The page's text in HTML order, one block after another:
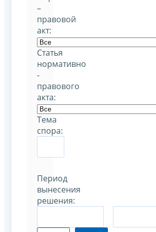
–
правовой
акт:
Статья
нормативно
-
правового
акта:
Тема
спора:
Период
вынесения
решения: